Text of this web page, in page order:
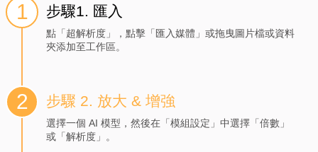
步驟1. 匯入
點「超解析度」，點擊「匯入媒體」或拖曳圖片檔或資料
夾添加至工作區。
步驟 2. 放大 & 增強
選擇一個 AI 模型，然後在「模組設定」中選擇「倍數」
或「解析度」。